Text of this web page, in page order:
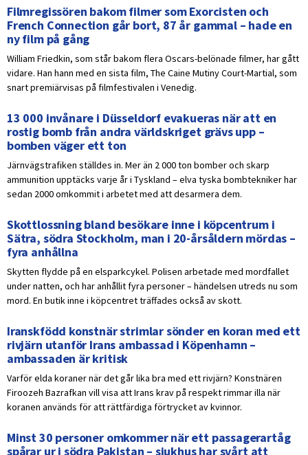
Filmregissören bakom filmer som Exorcisten och
French Connection går bort, 87 år gammal – hade en
ny film på gång
William Friedkin, som står bakom flera Oscars-belönade filmer, har gått
vidare. Han hann med en sista film, The Caine Mutiny Court-Martial, som
snart premiärvisas på filmfestivalen i Venedig.
13 000 invånare i Düsseldorf evakueras när att en
rostig bomb från andra världskriget grävs upp –
bomben väger ett ton
Järnvägstrafiken ställdes in. Mer än 2 000 ton bomber och skarp
ammunition upptäcks varje år i Tyskland – elva tyska bombtekniker har
sedan 2000 omkommit i arbetet med att desarmera dem.
Skottlossning bland besökare inne i köpcentrum i
Sätra, södra Stockholm, man i 20-årsåldern mördas –
fyra anhållna
Skytten flydde på en elsparkcykel. Polisen arbetade med mordfallet
under natten, och har anhållit fyra personer – händelsen utreds nu som
mord. En butik inne i köpcentret träffades också av skott.
Iranskfödd konstnär strimlar sönder en koran med ett
rivjärn utanför Irans ambassad i Köpenhamn –
ambassaden är kritisk
Varför elda koraner när det går lika bra med ett rivjärn? Konstnären
Firoozeh Bazrafkan vill visa att Irans krav på respekt rimmar illa när
koranen används för att rättfärdiga förtrycket av kvinnor.
Minst 30 personer omkommer när ett passagerartåg
spårar ur i södra Pakistan – sjukhus har svårt att